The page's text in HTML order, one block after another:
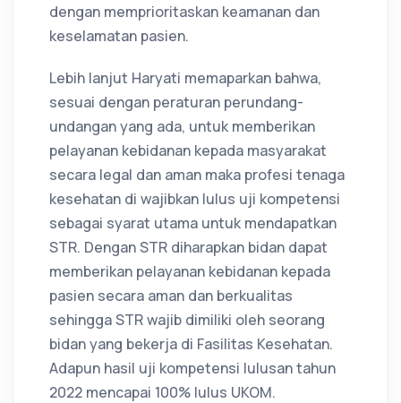
dengan memprioritaskan keamanan dan
keselamatan pasien.
Lebih lanjut Haryati memaparkan bahwa,
sesuai dengan peraturan perundang-
undangan yang ada, untuk memberikan
pelayanan kebidanan kepada masyarakat
secara legal dan aman maka profesi tenaga
kesehatan di wajibkan lulus uji kompetensi
sebagai syarat utama untuk mendapatkan
STR. Dengan STR diharapkan bidan dapat
memberikan pelayanan kebidanan kepada
pasien secara aman dan berkualitas
sehingga STR wajib dimiliki oleh seorang
bidan yang bekerja di Fasilitas Kesehatan.
Adapun hasil uji kompetensi lulusan tahun
2022 mencapai 100% lulus UKOM.